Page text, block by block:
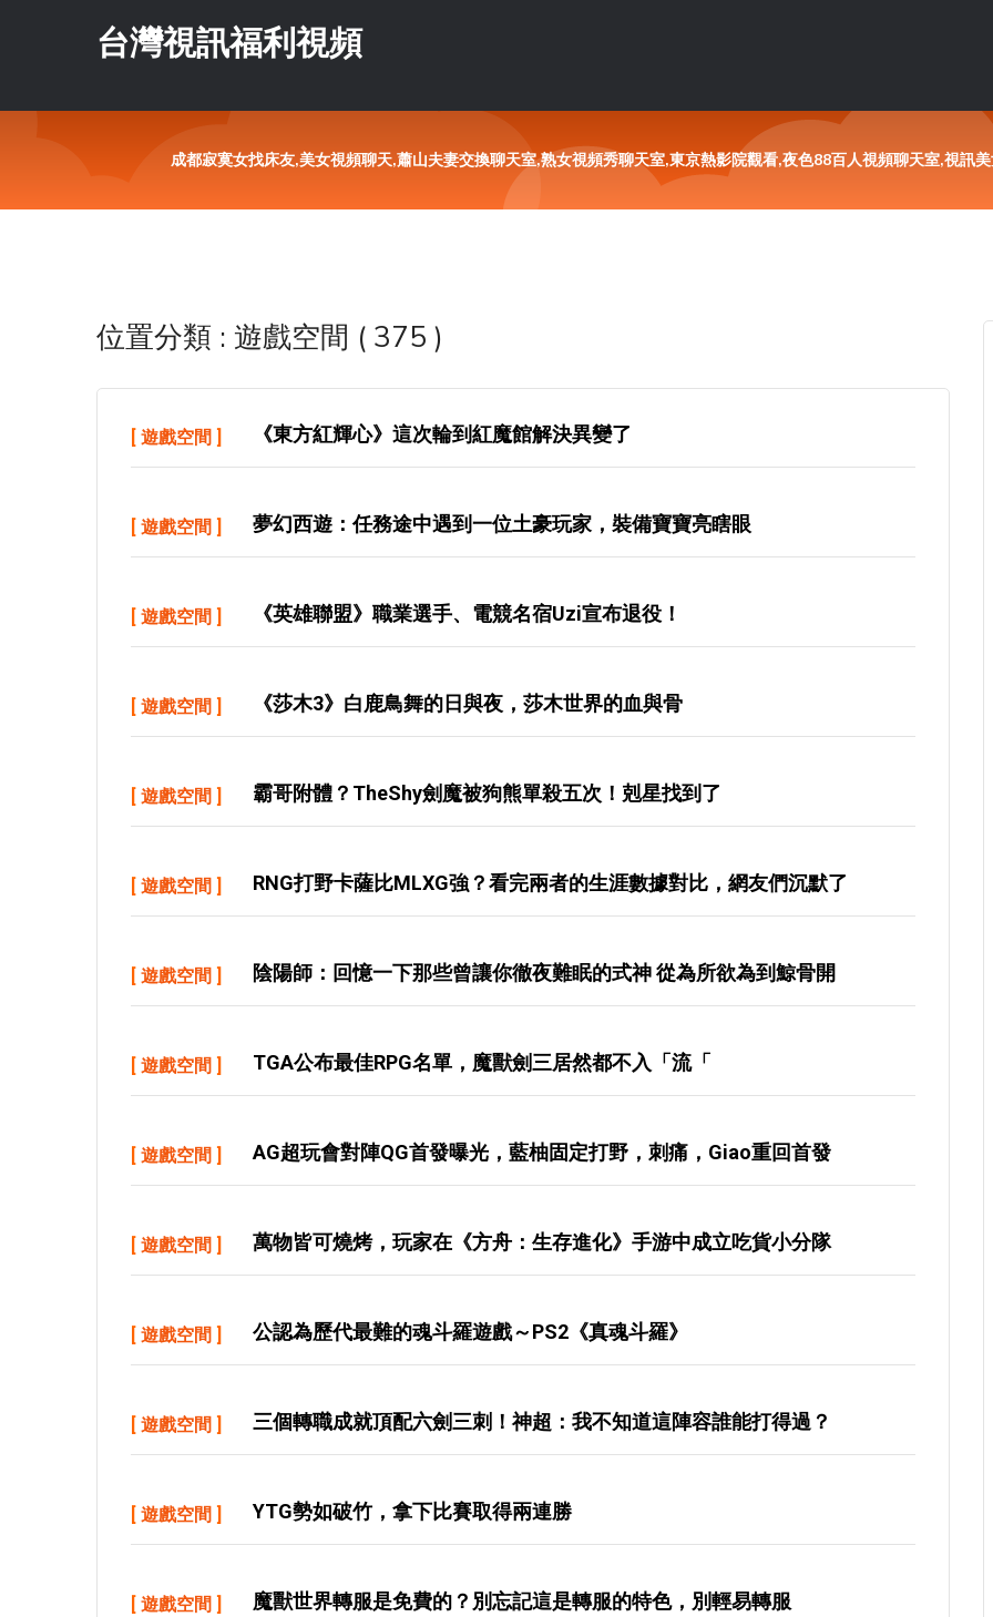
台灣視訊福利視頻
成都寂寞女找床友,美女視頻聊天,蕭山夫妻交換聊天室,熟女視頻秀聊天室,東京熱影院觀看,夜色88百人視頻聊天室,視訊
位置分類 : 遊戲空間 ( 375 )
[ 遊戲空間 ] 《東方紅輝心》這次輪到紅魔館解決異變了
[ 遊戲空間 ] 夢幻西遊：任務途中遇到一位土豪玩家，裝備寶寶亮瞎眼
[ 遊戲空間 ] 《英雄聯盟》職業選手、電競名宿Uzi宣布退役！
[ 遊戲空間 ] 《莎木3》白鹿鳥舞的日與夜，莎木世界的血與骨
[ 遊戲空間 ] 霸哥附體？TheShy劍魔被狗熊單殺五次！剋星找到了
[ 遊戲空間 ] RNG打野卡薩比MLXG強？看完兩者的生涯數據對比，網友們沉默了
[ 遊戲空間 ] 陰陽師：回憶一下那些曾讓你徹夜難眠的式神 從為所欲為到鯨骨開
[ 遊戲空間 ] TGA公布最佳RPG名單，魔獸劍三居然都不入「流「
[ 遊戲空間 ] AG超玩會對陣QG首發曝光，藍柚固定打野，刺痛，giao重回首發
[ 遊戲空間 ] 萬物皆可燒烤，玩家在《方舟：生存進化》手游中成立吃貨小分隊
[ 遊戲空間 ] 公認為歷代最難的魂斗羅遊戲～PS2《真魂斗羅》
[ 遊戲空間 ] 三個轉職成就頂配六劍三刺！神超：我不知道這陣容誰能打得過？
[ 遊戲空間 ] YTG勢如破竹，拿下比賽取得兩連勝
[ 遊戲空間 ] 魔獸世界轉服是免費的？別忘記這是轉服的特色，別輕易轉服